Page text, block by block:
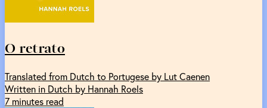
O retrato
Translated from Dutch to Portugese by Lut Caenen
Written in Dutch by Hannah Roels
7 minutes read